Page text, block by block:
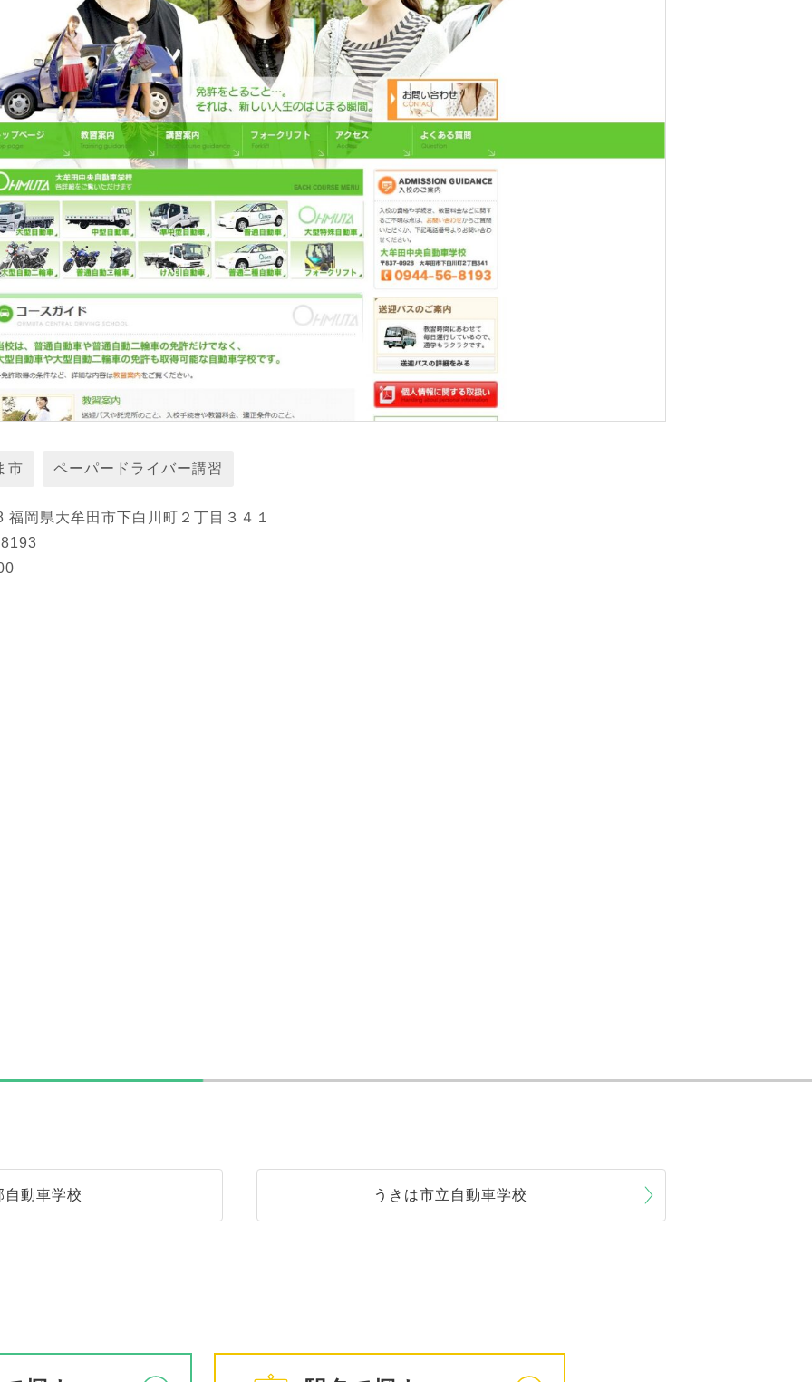
市 ペーパードライバー講習
岡県大牟田市下白川町２丁目３４１
自動車学校 うきは市立自動車学校